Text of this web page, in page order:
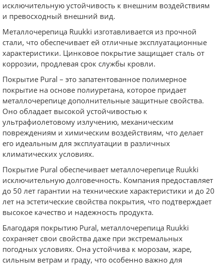
исключительную устойчивость к внешним воздействиям
и превосходный внешний вид.
Металлочерепица Ruukki изготавливается из прочной
стали, что обеспечивает ей отличные эксплуатационные
характеристики. Цинковое покрытие защищает сталь от
коррозии, продлевая срок службы кровли.
Покрытие Pural – это запатентованное полимерное
покрытие на основе полиуретана, которое придает
металлочерепице дополнительные защитные свойства.
Оно обладает высокой устойчивостью к
ультрафиолетовому излучению, механическим
повреждениям и химическим воздействиям, что делает
его идеальным для эксплуатации в различных
климатических условиях.
Покрытие Pural обеспечивает металлочерепице Ruukki
исключительную долговечность. Компания предоставляет
до 50 лет гарантии на технические характеристики и до 20
лет на эстетические свойства покрытия, что подтверждает
высокое качество и надежность продукта.
Благодаря покрытию Pural, металлочерепица Ruukki
сохраняет свои свойства даже при экстремальных
погодных условиях. Она устойчива к морозам, жаре,
сильным ветрам и граду, что особенно важно для